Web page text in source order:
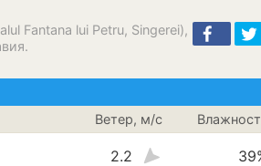
Fantana lui Petru, Singerei),
Ветер, м/с
2.2